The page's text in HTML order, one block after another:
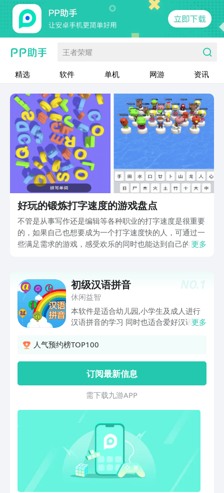
王者荣耀
精选 软件 单机 网游 资讯
好玩的锻炼打字速度的游戏盘点
不管是从事写作还是编辑等各种职业的打字速度是很重要
的，如果自己也想要成为一个打字速度快的人，可通过一
些满足需求的游戏，感受欢乐的同时也能达到自己的目
戏，希望可以帮助大家提升打字速度。
更多
NO.1
初级汉语拼音
休闲益智
本软件是适合幼儿园,小学生及成人进行
汉语拼音的学习 同时也适合爱好汉语的
的每个拼音字母均配上栩栩如生的图画,
觉动画配上音标加深记忆,并穿插相关的
儿歌,绕口令以及古诗词辅助记忆,能让幼
儿在短期内掌握标准拼音。 一、学习模
式 针对每个字母单独进行学习记忆,学习
四声调的读法,词语应用示例。 二、练习
模式 1,通过手机的录音功能,录制自己的
真实发音,可以与标准发音进行对比,找出
差别 2,书写练习,学习每个字母的书写规
范,在手机屏幕上自由锻炼书写。 三、考
验模式 1,听声音识字母,通过手机播放的
拼音字母发音,从给出的答案中选择听到
更多
人气预约榜TOP100
订阅最新信息
需 下 载 九 游 A P P